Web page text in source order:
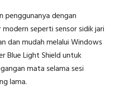
penggunanya dengan
seperti sensor sidik jari
dan mudah melalui Windows
Blue Light Shield untuk
mata selama sesi
lama.